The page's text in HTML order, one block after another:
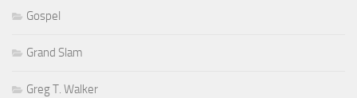
Gospel
Grand Slam
Greg T. Walker